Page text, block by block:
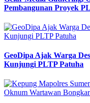
Pembangunan Proyek
GeoDipa Ajak Warga
Kunjungi PLTP Patuha